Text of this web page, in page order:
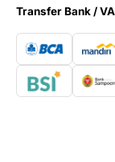
Transfer Bank / VA